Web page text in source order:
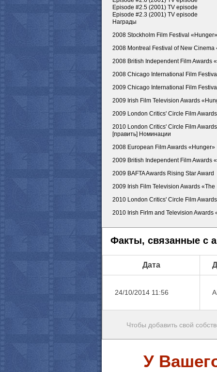
Episode #2.5 (2001) TV episode
Episode #2.3 (2001) TV episode
Награды
2008 Stockholm Film Festival
2008 Montreal Festival of New Cinema
2008 British Independent Film Awards
2008 Chicago International Film
2009 Chicago International Film
2009 Irish Film Television Awards
2009 London Critics' Circle Film
2010 London Critics' Circle Film
[править] Номинации
2008 European Film Awards «Hunger»
2009 British Independent Film Awards
2009 BAFTA Awards Rising Star Award
2009 Irish Film Television Awards
2010 London Critics' Circle Film
2010 Irish Firlm and Television Awards
Факты, связанные с
Дата
24/10/2014 11:56
Чтобы добавить свой
У